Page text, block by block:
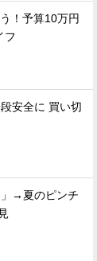
！予算10万円
フ
安全に 買い切
」→夏のピンチ